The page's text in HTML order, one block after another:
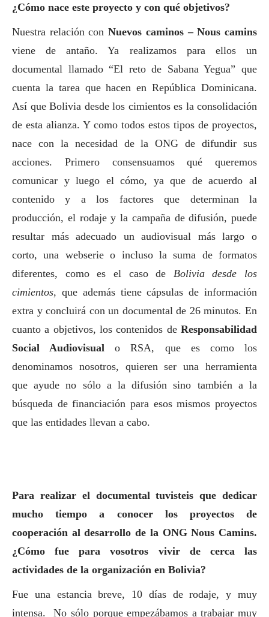
¿Cómo nace este proyecto y con qué objetivos?
Nuestra relación conNuevos caminos – Nous camins
viene de antaño. Ya realizamos para ellos un
documental llamado “El reto de Sabana Yegua” que
cuenta la tarea que hacen en República Dominicana.
Así que Bolivia desde los cimientos es la consolidación
de esta alianza. Y como todos estos tipos de proyectos,
nace con la necesidad de la ONG de difundir sus
acciones. Primero consensuamos qué queremos
comunicar y luego el cómo, ya que de acuerdo al
contenido y a los factores que determinan la
producción, el rodaje y la campaña de difusión, puede
resultar más adecuado un audiovisual más largo o
corto, una webserie o incluso la suma de formatos
diferentes, como es el caso de Bolivia desde los
cimientos, que además tiene cápsulas de información
extra y concluirá con un documental de 26 minutos. En
cuanto a objetivos, los contenidos de Responsabilidad
Social Audiovisualo RSA, que es como los
denominamos nosotros, quieren ser una herramienta
que ayude no sólo a la difusión sino también a la
búsqueda de financiación para esos mismos proyectos
que las entidades llevan a cabo.
Para realizar el documental tuvisteis que dedicar
mucho tiempo a conocer los proyectos de
cooperación al desarrollo de la ONG Nous Camins.
¿Cómo fue para vosotros vivir de cerca las
actividades de la organización en Bolivia?
Fue una estancia breve, 10 días de rodaje, y muy
intensa. No sólo porque empezábamos a trabajar muy